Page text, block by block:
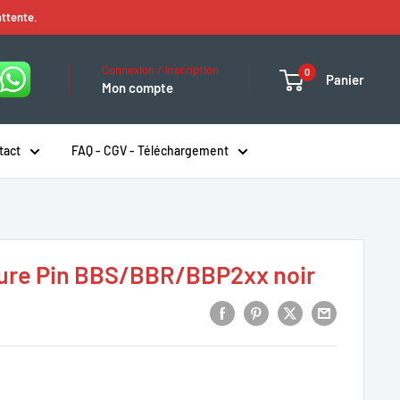
Connexion / Inscription
Mon compte
0 Panier
FAQ - CGV - Téléchargement
Pin BBS/BBR/BBP2xx noir